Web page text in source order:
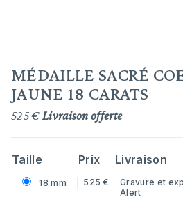
MÉDAILLE SACRÉ
JAUNE 18 CARATS
525 € Livraison offerte
Taille Prix Livraison
18 mm 525 € Gravure et
Alert